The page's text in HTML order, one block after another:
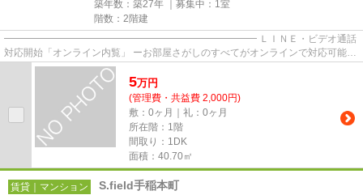
築年数：築27年 ｜募集中： 1室
階数：2階建
━━━━━━━━━━━━━━━━━━━━━━━━━━ ＬＩＮＥ・ビデオ通話
対応開始「オンライン内覧」 ーお部屋さがしのすべてがオンラインで対応可能ー
━━━━━━━━━━━━━━━━━━━━━━━━━━ スマートフォンだけで
5万円
(管理費・共益費 2,000円)
敷：0ヶ月｜礼：0ヶ月
所在階：1階
間取り：1DK
面積：40.70㎡
賃貸｜マンション S.field手稲本町